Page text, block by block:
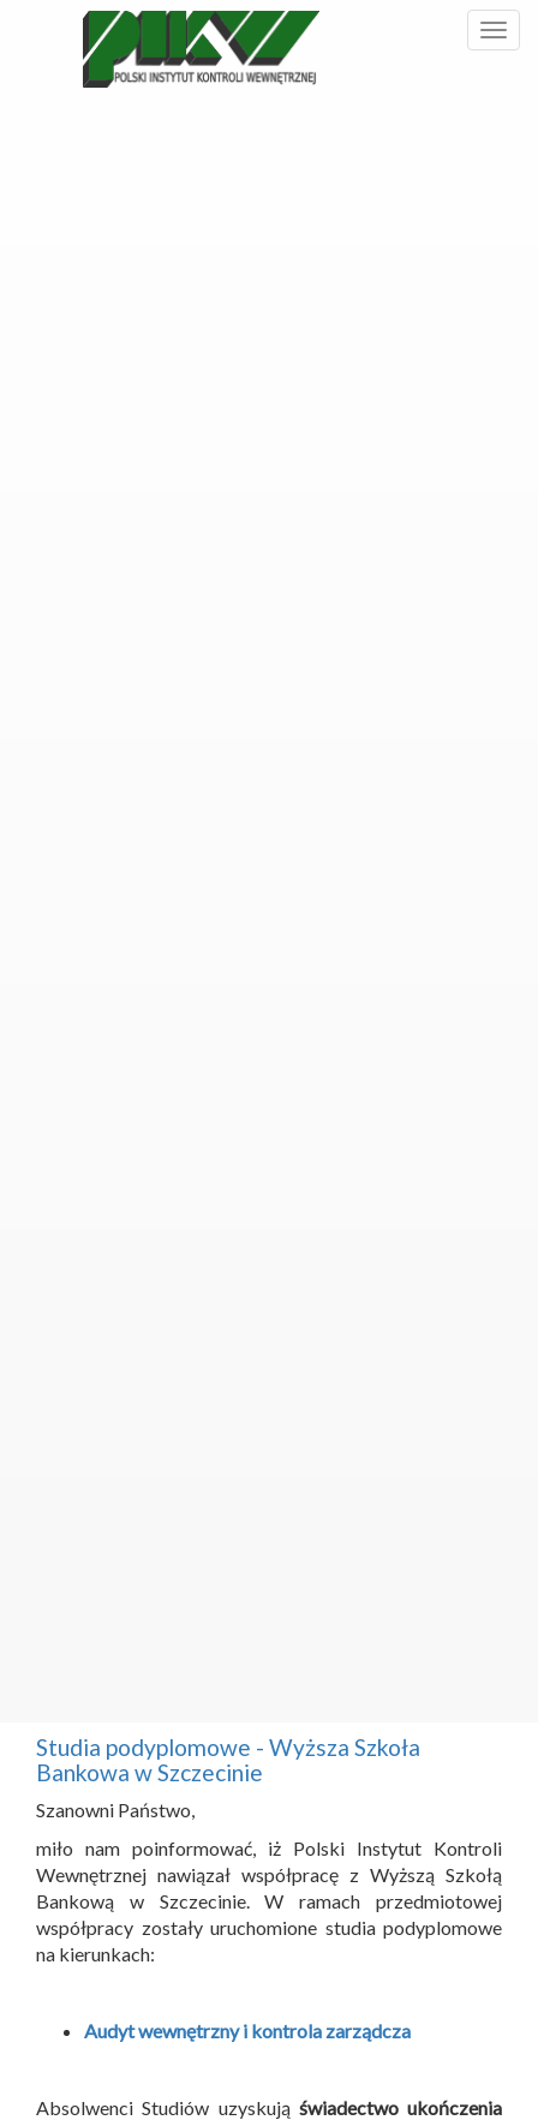
Studia podyplomowe - Wyższa Szkoła
Bankowa w Szczecinie
Szanowni Państwo,
miło nam poinformować, iż Polski Instytut Kontroli
Wewnętrznej nawiązał współpracę z Wyższą Szkołą
Bankową w Szczecinie. W ramach przedmiotowej
współpracy zostały uruchomione studia podyplomowe
na kierunkach:
Audyt wewnętrzny i kontrola zarządcza
Absolwenci Studiów uzyskują świadectwo ukończenia